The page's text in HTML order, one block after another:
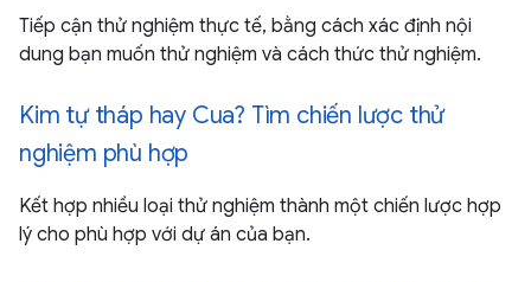
Tiếp cận thử nghiệm thực tế, bằng cách xác định nội
dung bạn muốn thử nghiệm và cách thức thử nghiệm.
Kim tự tháp hay Cua? Tìm chiến lược thử
nghiệm phù hợp
Kết hợp nhiều loại thử nghiệm thành một chiến lược hợp
lý cho phù hợp với dự án của bạn.